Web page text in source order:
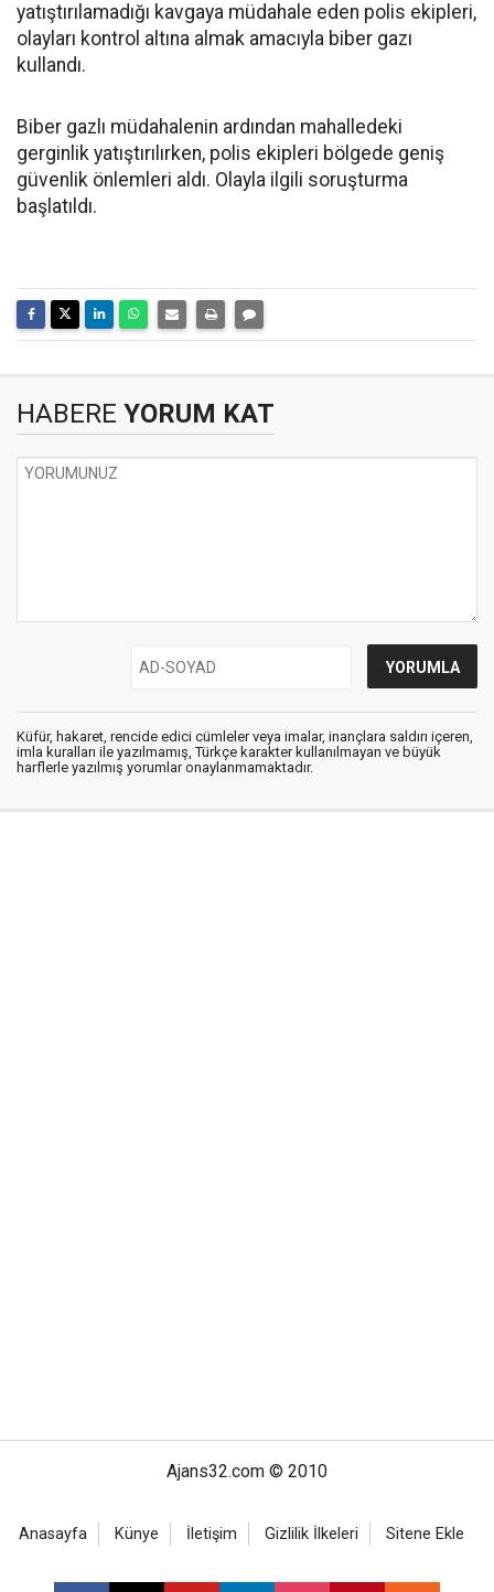
yatıştırılamadığı kavgaya müdahale eden polis ekipleri,
olayları kontrol altına almak amacıyla biber gazı
kullandı.
Biber gazlı müdahalenin ardından mahalledeki
gerginlik yatıştırılırken, polis ekipleri bölgede geniş
güvenlik önlemleri aldı. Olayla ilgili soruşturma
başlatıldı.
HABERE YORUM KAT
Küfür, hakaret, rencide edici cümleler veya imalar, inançlara saldırı içeren,
imla kuralları ile yazılmamış, Türkçe karakter kullanılmayan ve büyük
harflerle yazılmış yorumlar onaylanmamaktadır.
Ajans32.com © 2010
Anasayfa Künye İletişim Gizlilik İlkeleri Sitene Ekle